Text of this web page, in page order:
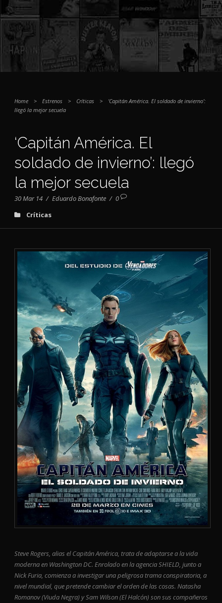
Home > Estrenos > Críticas >
‘Capitán América. El soldado de invierno’:
llegó la mejor secuela
‘Capitán América. El
soldado de invierno’: llegó
la mejor secuela
30 Mar 14 / Eduardo Bonafonte / 0
Críticas
Steve Rogers, alias el Capitán América, trata de adaptarse a la vida
moderna en Washington DC. Enrolado en la agencia SHIELD, junto a
Nick Furia, comienza a investigar una peligrosa trama conspiratoria, a
nivel mundial, que pretende cambiar el orden de las cosas. Natasha
Romanov (Viuda Negra) y Sam Wilson (El Halcón) son sus compañeros